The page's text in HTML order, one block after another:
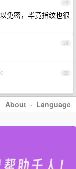
23
免密，毕竟指纹也很
24
25
About · Language